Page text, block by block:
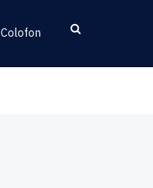
Colofon